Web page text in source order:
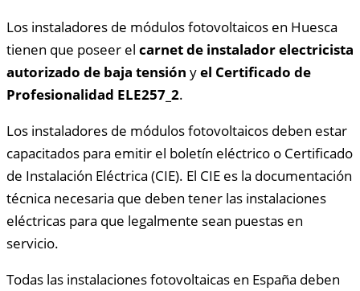
Los instaladores de módulos fotovoltaicos en Huesca
tienen que poseer el carnet de instalador electricista
autorizado de baja tensión yel Certificado de
Profesionalidad ELE257_2.
Los instaladores de módulos fotovoltaicos deben estar
capacitados para emitir el boletín eléctrico o Certificado
de Instalación Eléctrica (CIE). El CIE es la documentación
técnica necesaria que deben tener las instalaciones
eléctricas para que legalmente sean puestas en
servicio.
Todas las instalaciones fotovoltaicas en España deben